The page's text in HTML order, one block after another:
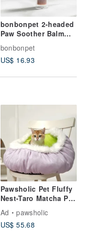
bonbonpet 2-headed
Paw Soother Balm
with Taiwan propolis
extract
bonbonpet
US$ 16.93
Pawsholic Pet Fluffy
Nest-Taro Matcha Pet
Sleeping Pad Pet
Sleeping Nest Pet
Sleeping Bed
Ad
pawsholic
US$ 55.68